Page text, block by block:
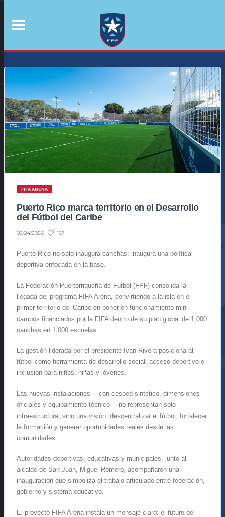
FIFA ARENA
Puerto Rico marca territorio en el Desarrollo
del Fútbol del Caribe
02/24/2026 187
Puerto Rico no solo inaugura canchas: inaugura una política
deportiva enfocada en la base.
La Federación Puertorriqueña de Fútbol (FPF) consolida la
llegada del programa FIFA Arena, convirtiendo a la isla en el
primer territorio del Caribe en poner en funcionamiento mini
campos financiados por la FIFA dentro de su plan global de 1,000
canchas en 1,000 escuelas.
La gestión liderada por el presidente Iván Rivera posiciona al
fútbol como herramienta de desarrollo social, acceso deportivo e
inclusión para niños, niñas y jóvenes.
Las nuevas instalaciones —con césped sintético, dimensiones
oficiales y equipamiento técnico— no representan solo
infraestructura, sino una visión: descentralizar el fútbol, fortalecer
la formación y generar oportunidades reales desde las
comunidades.
Autoridades deportivas, educativas y municipales, junto al
alcalde de San Juan, Miguel Romero, acompañaron una
inauguración que simboliza el trabajo articulado entre federación,
gobierno y sistema educativo.
El proyecto FIFA Arena instala un mensaje claro: el futuro del